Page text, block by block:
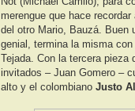
merengue que hace
del otro Mario, Bauzá. Buen
genial, termina la misma
Tejada. Con la tercera
invitados – Juan Gomero –
alto y el colombiano Justo